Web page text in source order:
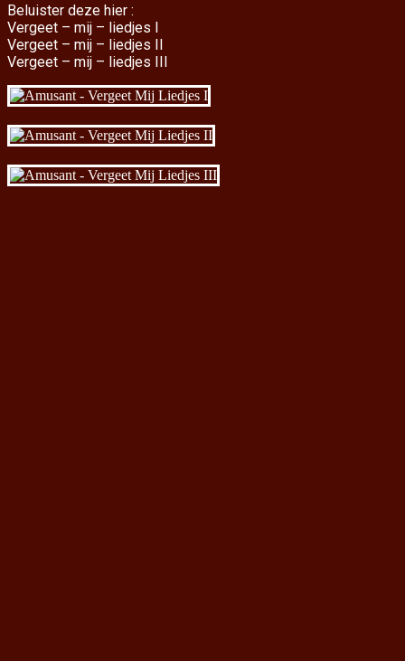
Beluister deze hier :
Vergeet – mij – liedjes I
Vergeet – mij – liedjes II
Vergeet – mij – liedjes III